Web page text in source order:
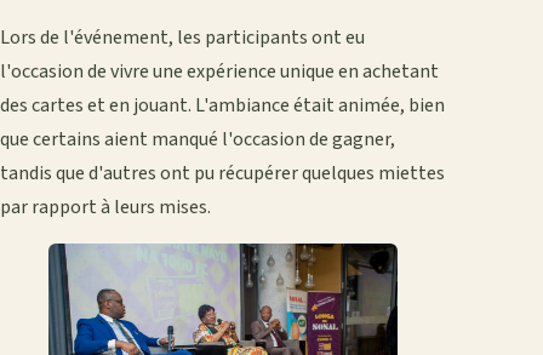
Lors de l'événement, les participants ont eu
l'occasion de vivre une expérience unique en achetant
des cartes et en jouant. L'ambiance était animée, bien
que certains aient manqué l'occasion de gagner,
tandis que d'autres ont pu récupérer quelques miettes
par rapport à leurs mises.